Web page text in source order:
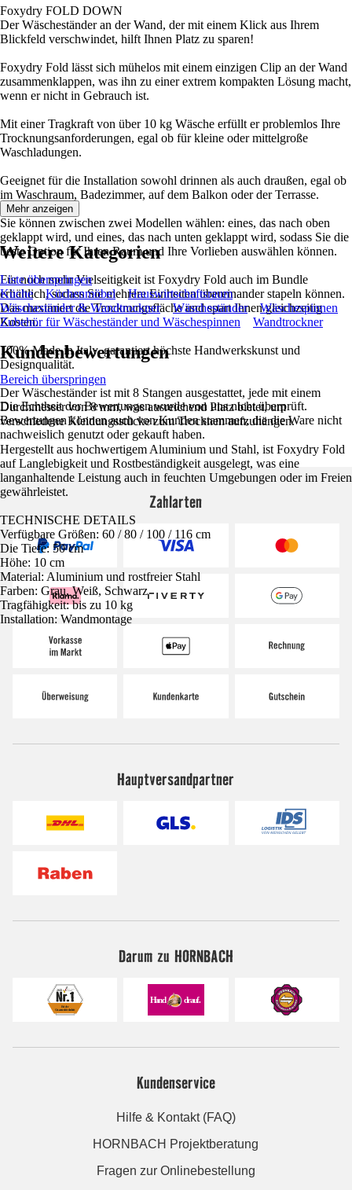
Foxydry FOLD DOWN
Der Wäscheständer an der Wand, der mit einem Klick aus Ihrem
Blickfeld verschwindet, hilft Ihnen Platz zu sparen!
Foxydry Fold lässt sich mühelos mit einem einzigen Clip an der Wand
zusammenklappen, was ihn zu einer extrem kompakten Lösung macht,
wenn er nicht in Gebrauch ist.
Mit einer Tragkraft von über 10 kg Wäsche erfüllt er problemlos Ihre
Trocknungsanforderungen, egal ob für kleine oder mittelgroße
Waschladungen.
Geeignet für die Installation sowohl drinnen als auch draußen, egal ob
im Waschraum, Badezimmer, auf dem Balkon oder der Terrasse.
Sie können zwischen zwei Modellen wählen: eines, das nach oben
geklappt wird, und eines, das nach unten geklappt wird, sodass Sie die
beste Option für Ihren Raum und Ihre Vorlieben auswählen können.
Für noch mehr Vielseitigkeit ist Foxydry Fold auch im Bundle
erhältlich, sodass Sie mehrere Einheiten übereinander stapeln können.
Das maximiert die Trocknungsfläche und spart Ihnen gleichzeitig
Kosten.
100% Made in Italy, garantiert höchste Handwerkskunst und
Designqualität.
Der Wäscheständer ist mit 8 Stangen ausgestattet, jede mit einem
Durchmesser von 8 mm, was ausreichend Platz bietet, um
verschiedene Kleidungsstücke zum Trocknen aufzuhängen.
Hergestellt aus hochwertigem Aluminium und Stahl, ist Foxydry Fold
auf Langlebigkeit und Rostbeständigkeit ausgelegt, was eine
langanhaltende Leistung auch in feuchten Umgebungen oder im Freien
gewährleistet.
TECHNISCHE DETAILS
Verfügbare Größen: 60 / 80 / 100 / 116 cm
Die Tiefe: 50 cm
Höhe: 10 cm
Material: Aluminium und rostfreier Stahl
Farben: Grau, Weiß, Schwarz
Tragfähigkeit: bis zu 10 kg
Installation: Wandmontage
Mehr anzeigen
Weitere Kategorien
Liste überspringen
Küche
Küchenmöbel
Hauswirtschaftsraum
Wäscheständer & Wandtrockner
Wäscheständer
Wäschespinnen
Zubehör für Wäscheständer und Wäschespinnen
Wandtrockner
Kundenbewertungen
Bereich überspringen
Die Echtheit der Bewertungen wurde von uns nicht überprüft.
Bewertungen können auch von Kunden stammen, die die Ware nicht
nachweislich genutzt oder gekauft haben.
Zahlarten
Hauptversandpartner
Darum zu HORNBACH
Kundenservice
Hilfe & Kontakt (FAQ)
HORNBACH Projektberatung
Fragen zur Onlinebestellung